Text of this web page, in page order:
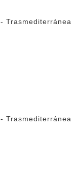
Trasmediterránea
Trasmediterránea